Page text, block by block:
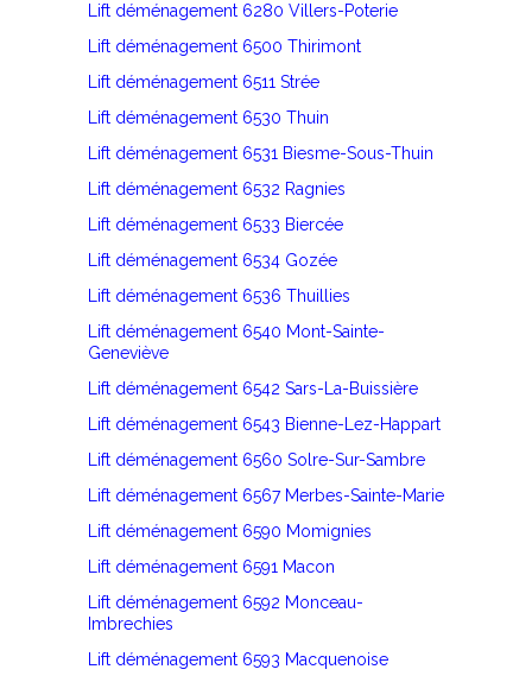
Lift déménagement 6280 Villers-Poterie
Lift déménagement 6500 Thirimont
Lift déménagement 6511 Strée
Lift déménagement 6530 Thuin
Lift déménagement 6531 Biesme-Sous-Thuin
Lift déménagement 6532 Ragnies
Lift déménagement 6533 Biercée
Lift déménagement 6534 Gozée
Lift déménagement 6536 Thuillies
Lift déménagement 6540 Mont-Sainte-
Geneviève
Lift déménagement 6542 Sars-La-Buissière
Lift déménagement 6543 Bienne-Lez-Happart
Lift déménagement 6560 Solre-Sur-Sambre
Lift déménagement 6567 Merbes-Sainte-Marie
Lift déménagement 6590 Momignies
Lift déménagement 6591 Macon
Lift déménagement 6592 Monceau-
Imbrechies
Lift déménagement 6593 Macquenoise